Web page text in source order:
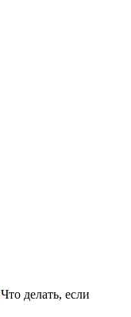
Что делать, если